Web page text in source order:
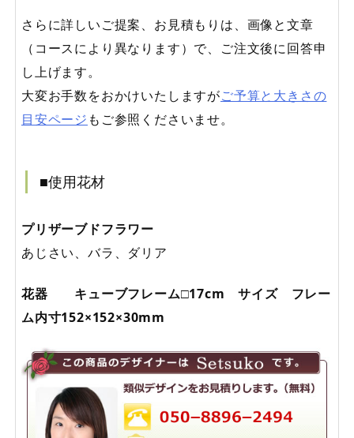
さらに詳しいご提案、お見積もりは、画像と文章
（コースにより異なります）で、ご注文後に回答申
し上げます。
大変お手数をおかけいたしますがご予算と大きさの
目安ページ もご参照くださいませ。
■使用花材
プリザーブドフラワー
あじさい、バラ、ダリア
花器 キューブフレーム□17cm サイズ フレー
ム内寸152×152×30mm